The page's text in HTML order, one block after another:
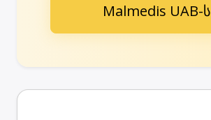
Malmedis UAB-ს